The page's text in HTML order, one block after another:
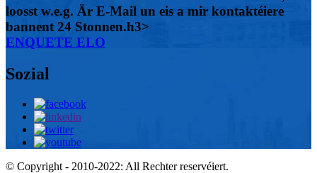
loosst w.e.g. Är E-Mail un eis a mir kontaktéiere
bannent 24 Stonnen.h3>
ENQUETE ELO
Sozial
© Copyright - 2010-2022: All Rechter reservéiert.